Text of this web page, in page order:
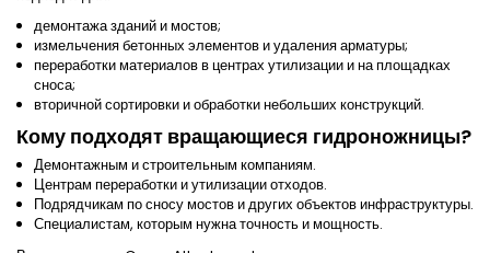
демонтажа зданий и мостов;
измельчения бетонных элементов и удаления арматуры;
переработки материалов в центрах утилизации и на площадках
сноса;
вторичной сортировки и обработки небольших конструкций.
Кому подходят вращающиеся гидроножницы?
Демонтажным и строительным компаниям.
Центрам переработки и утилизации отходов.
Подрядчикам по сносу мостов и других объектов инфраструктуры.
Специалистам, которым нужна точность и мощность.